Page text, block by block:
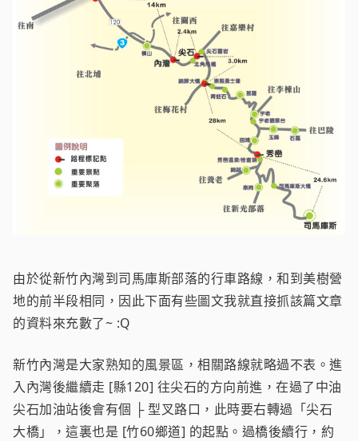
由於從新竹內灣到司馬庫斯部落的行車路線，和到美樹營
地的前半段相同，因此下面有些圖文我就直接抓該篇文章
的資料來充數了~ :Q
新竹內灣是大家熟知的風景區，相關路線就略過不表。進
入內灣後繼續走 [縣120] 往尖石的方向前進，在過了中油
尖石加油站後會有個 ├ 型叉路口，此時要右轉過「尖石
大橋」，這裏也是 [竹60鄉道] 的起點。過橋後續行，約